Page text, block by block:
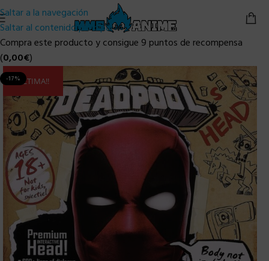
Saltar a la navegación
Saltar al contenido principal
Compra este producto y consigue 9 puntos de recompensa
(0,00€)
-17%ULTIMA!!